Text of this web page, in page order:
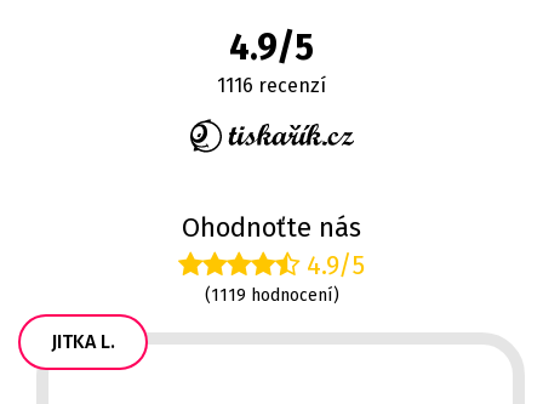
4.9/5
1116 recenzí
Ohodnoťte nás
4.9/5
(1119 hodnocení)
JITKA L.